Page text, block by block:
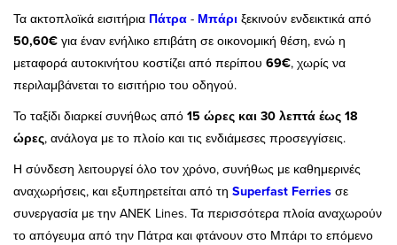
Τα ακτοπλοϊκά εισιτήρια Πάτρα - Μπάρι ξεκινούν ενδεικτικά από
50,60€ για έναν ενήλικο επιβάτη σε οικονομική θέση, ενώ η
μεταφορά αυτοκινήτου κοστίζει από περίπου 69€, χωρίς να
περιλαμβάνεται το εισιτήριο του οδηγού.
Το ταξίδι διαρκεί συνήθως από 15 ώρες και 30 λεπτά έως 18
ώρες, ανάλογα με το πλοίο και τις ενδιάμεσες προσεγγίσεις.
Η σύνδεση λειτουργεί όλο τον χρόνο, συνήθως με καθημερινές
αναχωρήσεις, και εξυπηρετείται από τη Superfast Ferries σε
συνεργασία με την ANEK Lines. Τα περισσότερα πλοία αναχωρούν
το απόγευμα από την Πάτρα και φτάνουν στο Μπάρι το επόμενο